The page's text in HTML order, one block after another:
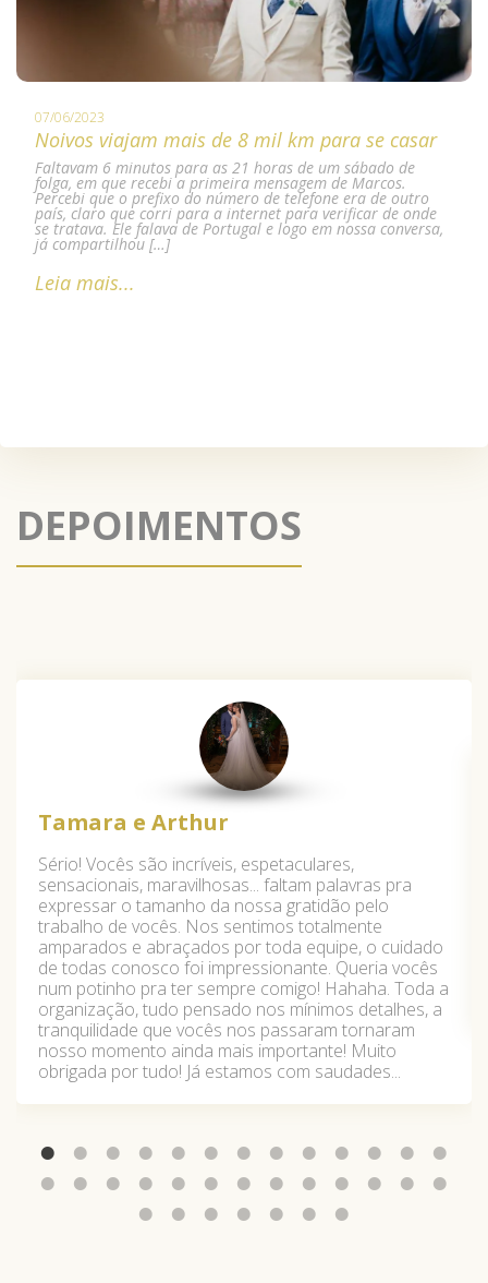
07/06/2023
Noivos viajam mais de 8 mil km para se casar
Faltavam 6 minutos para as 21 horas de um sábado de
folga, em que recebi a primeira mensagem de Marcos.
Percebi que o prefixo do número de telefone era de outro
país, claro que corri para a internet para verificar de onde
se tratava. Ele falava de Portugal e logo em nossa conversa,
já compartilhou […]
Leia mais...
DEPOIMENTOS
Tamara e Arthur
Sério! Vocês são incríveis, espetaculares,
sensacionais, maravilhosas... faltam palavras pra
expressar o tamanho da nossa gratidão pelo
trabalho de vocês. Nos sentimos totalmente
amparados e abraçados por toda equipe, o cuidado
de todas conosco foi impressionante. Queria vocês
num potinho pra ter sempre comigo! Hahaha. Toda a
organização, tudo pensado nos mínimos detalhes, a
tranquilidade que vocês nos passaram tornaram
nosso momento ainda mais importante! Muito
obrigada por tudo! Já estamos com saudades...